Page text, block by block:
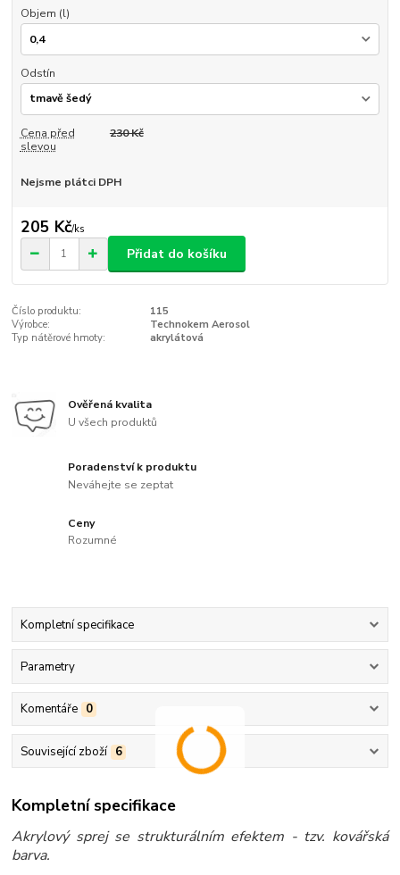
Objem (l)
Odstín
Cena před
slevou
230 Kč
Nejsme plátci DPH
205 Kč/ks
Přidat do košíku
Číslo produktu:
115
Výrobce:
Technokem Aerosol
Typ nátěrové hmoty:
akrylátová
Ověřená kvalita
U všech produktů
Poradenství k produktu
Neváhejte se zeptat
Ceny
Rozumné
Kompletní specifikace
Parametry
Komentáře 0
Související zboží 6
Kompletní specifikace
Akrylový sprej se strukturálním efektem - tzv. kovářská
barva.